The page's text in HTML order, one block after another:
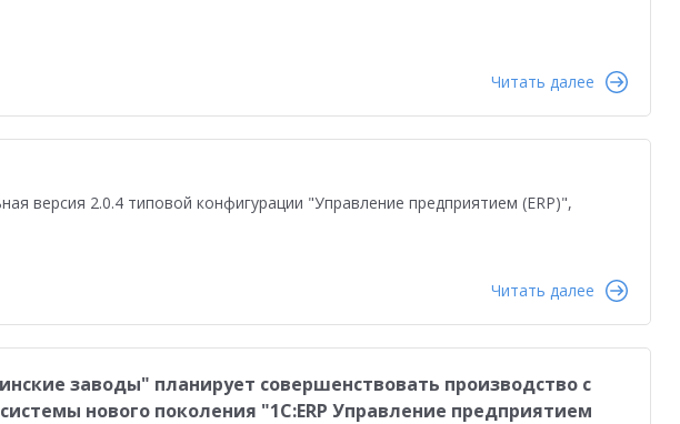
учреждения Управленческая отчетность Реальная автоматизация
организацией
Читать далее
версия 2.0.4 типовой конфигурации "Управление предприятием (ERP)",
Читать далее
заводы" планирует совершенствовать производство с
нового поколения "1С:ERP Управление предприятием